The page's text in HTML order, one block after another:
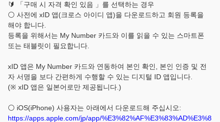
🔰 「구매 시 자격 확인 있음 」를 선택하는 경우
⚪ 사전에 xID 앱(크로스 아이디 앱)을 다운로드하고 회원 등록을
해야 합니다.
등록을 위해서는 My Number 카드와 이를 읽을 수 있는 스마트폰
또는 태블릿이 필요합니다.
xID 앱은 My Number 카드와 연동하여 본인 확인, 본인 인증 및 전
자 서명을 보다 간편하게 수행할 수 있는 디지털 ID 앱입니다.
(※ xID 앱은 일본어로만 제공됩니다.)
⚪ iOS(iPhone) 사용자는 아래에서 다운로드해 주십시오:
https://apps.apple.com/jp/app/%E3%82%AF%E3%83%AD%E3%8